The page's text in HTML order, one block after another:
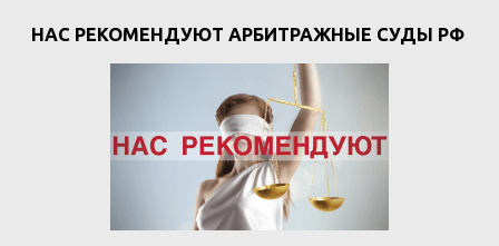
НАС РЕКОМЕНДУЮТ АРБИТРАЖНЫЕ СУДЫ РФ